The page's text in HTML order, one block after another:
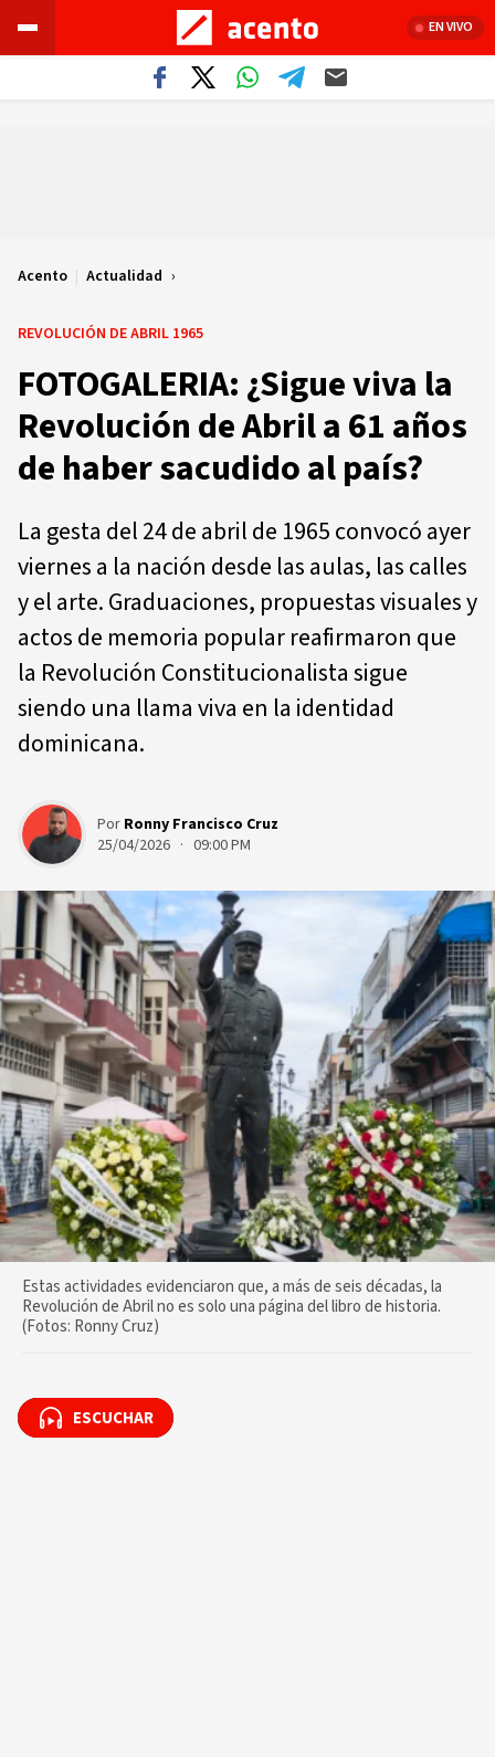
EN VIVO
Acento | Actualidad
REVOLUCIÓN DE ABRIL 1965
FOTOGALERIA: ¿Sigue viva la
Revolución de Abril a 61 años
de haber sacudido al país?
La gesta del 24 de abril de 1965 convocó ayer
viernes a la nación desde las aulas, las calles
y el arte. Graduaciones, propuestas visuales y
actos de memoria popular reafirmaron que
la Revolución Constitucionalista sigue
siendo una llama viva en la identidad
dominicana.
Por Ronny Francisco Cruz
25/04/2026 · 09:00 PM
Estas actividades evidenciaron que, a más de seis décadas, la
Revolución de Abril no es solo una página del libro de historia.
(Fotos: Ronny Cruz)
ESCUCHAR
ESCUCHAR